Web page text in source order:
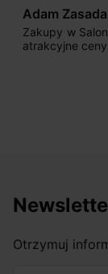
Adam Zasada
Zakupy w
atrakcyjne
Otrzymuj